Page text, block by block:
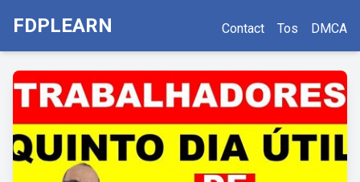
FDPLEARN Contact Tos DMCA